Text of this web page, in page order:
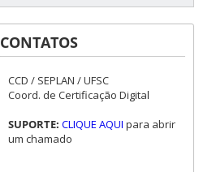
CONTATOS
CCD / SEPLAN / UFSC
Coord. de Certificação Digital
SUPORTE: CLIQUE AQUI para abrir
um chamado